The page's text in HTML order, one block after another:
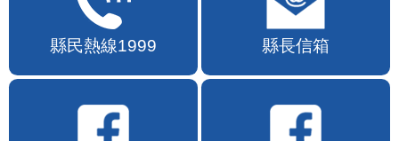
縣民熱線1999 縣長信箱